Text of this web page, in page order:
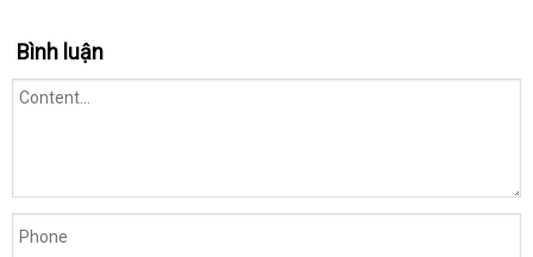
Bình luận